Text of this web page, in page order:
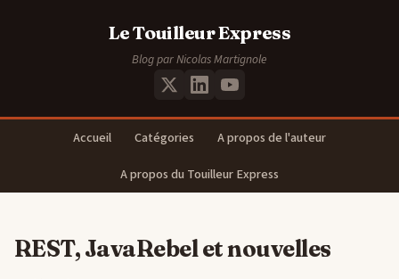
Le Touilleur Express
Blog par Nicolas Martignole
Accueil Catégories
A propos de l'auteur
A propos du Touilleur Express
REST, JavaRebel et nouvelles